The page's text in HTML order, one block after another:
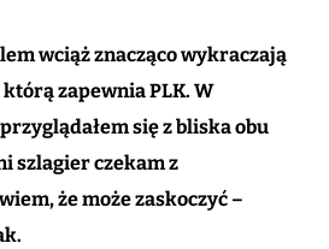
wciąż znacząco wykraczają
zapewnia PLK. W
się z bliska obu
szlagier czekam z
że może zaskoczyć –